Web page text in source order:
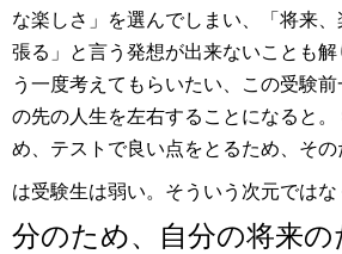
な楽しさ」を選んでしまい、「将来
張る」と言う発想が出来ないことも
う一度考えてもらいたい、この受験
の先の人生を左右することになると
め、テストで良い点をとるため、そ
は受験生は弱い。そういう次元ではな
分のため、自分の将来の